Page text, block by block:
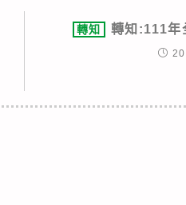
轉知 轉知:111年